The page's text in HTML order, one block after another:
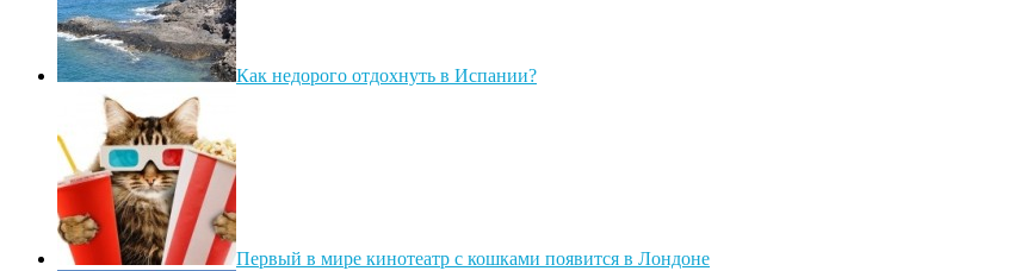
Как недорого отдохнуть в Испании?
Первый в мире кинотеатр с кошками появится в Лондоне